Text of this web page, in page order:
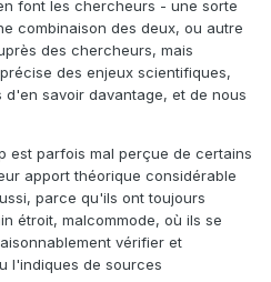
font les chercheurs - une sorte
combinaison des deux, ou autre
des chercheurs, mais
des enjeux scientifiques,
savoir davantage, et de nous
est parfois mal perçue de certains
apport théorique considérable
parce qu'ils ont toujours
étroit, malcommode, où ils se
vérifier et
l'indiques de sources